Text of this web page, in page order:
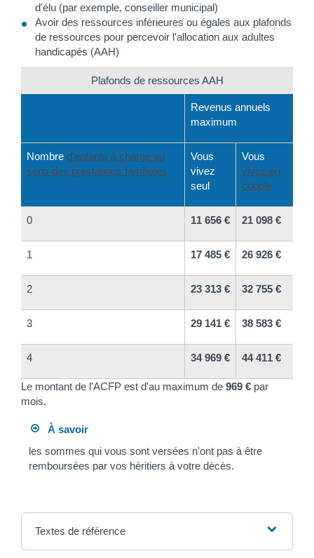
d'élu (par exemple, conseiller municipal)
Avoir des ressources inférieures ou égales aux plafonds
de ressources pour percevoir l'allocation aux adultes
handicapés (AAH)
Plafonds de ressources AAH
Revenus annuels
maximum
Nombre d'enfants à charge au
sens des prestations familiales
Vous
vivez
seul
Vous
vivez en
couple
0 11 656 € 21 098 €
1 17 485 € 26 926 €
2 23 313 € 32 755 €
3 29 141 € 38 583 €
4 34 969 € 44 411 €
Le montant de l'ACFP est d'au maximum de 969 € par
mois.
À savoir
les sommes qui vous sont versées n'ont pas à être
remboursées par vos héritiers à votre décès.
Textes de référence